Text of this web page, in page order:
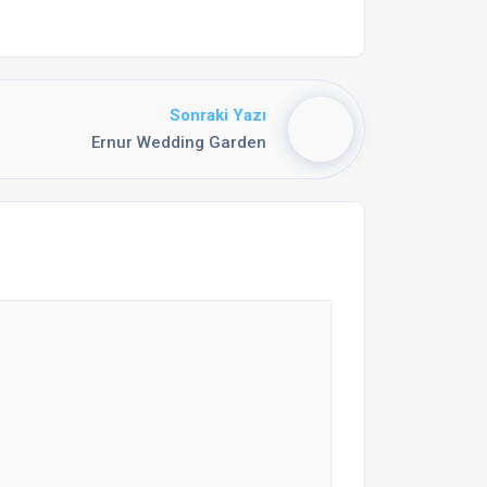
Sonraki Yazı
Ernur Wedding Garden